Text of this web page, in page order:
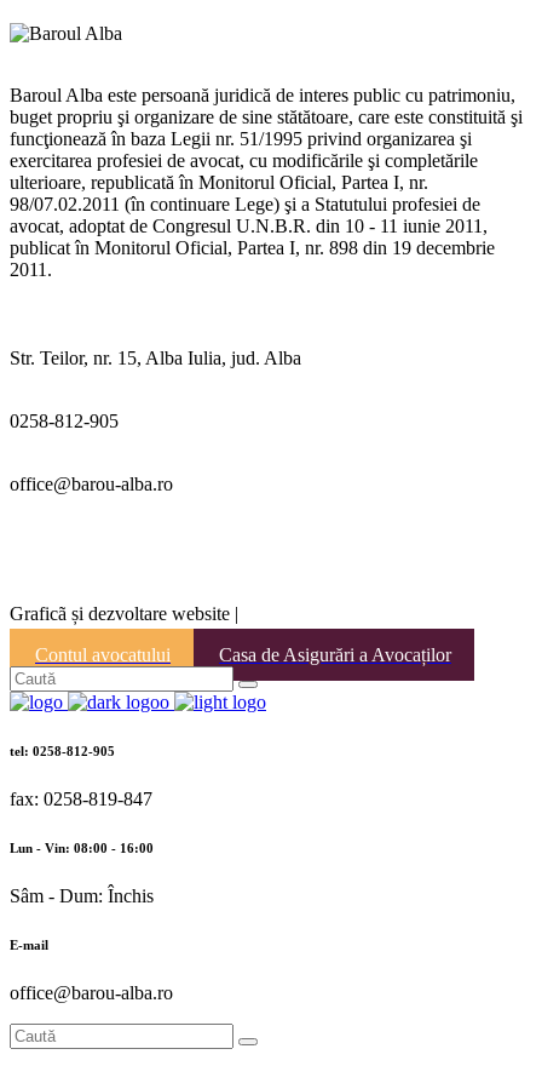
Baroul Alba este persoană juridică de interes public cu patrimoniu,
buget propriu şi organizare de sine stătătoare, care este constituită şi
funcţionează în baza Legii nr. 51/1995 privind organizarea şi
exercitarea profesiei de avocat, cu modificările şi completările
ulterioare, republicată în Monitorul Oficial, Partea I, nr.
98/07.02.2011 (în continuare Lege) şi a Statutului profesiei de
avocat, adoptat de Congresul U.N.B.R. din 10 - 11 iunie 2011,
publicat în Monitorul Oficial, Partea I, nr. 898 din 19 decembrie
2011.
Str. Teilor, nr. 15, Alba Iulia, jud. Alba
0258-812-905
office@barou-alba.ro
Graficã și dezvoltare website |
Contul avocatului
Casa de Asigurări a Avocaților
tel: 0258-812-905
fax: 0258-819-847
Lun - Vin: 08:00 - 16:00
Sâm - Dum: Închis
E-mail
office@barou-alba.ro